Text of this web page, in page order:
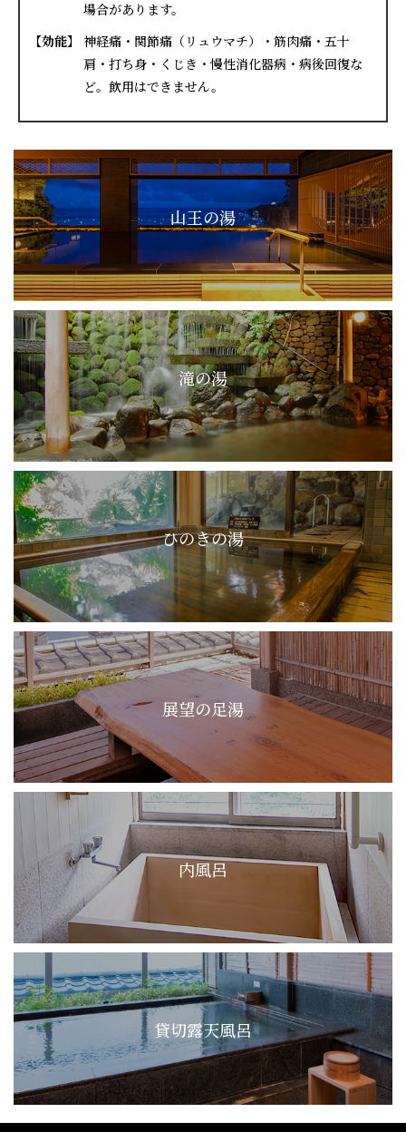
場合があります。
【効能】 神経痛・関節痛（リュウマチ）・筋肉痛・五十
肩・打ち身・くじき・慢性消化器病・病後回復な
ど。飲用はできません。
山王の湯
滝の湯
ひのきの湯
展望の足湯
内風呂
貸切露天風呂